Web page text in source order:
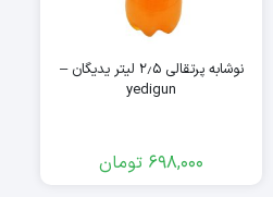
نوشابه پرتقالی ۲٫۵ لیتر یدیگان –
yedigun
698,000 تومان